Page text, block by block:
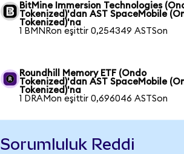
BitMine Immersion Technologies
Tokenized)'dan AST SpaceMobile
Tokenized)'na
1 BMNRon eşittir 0,254349 ASTSon
Roundhill Memory ETF (Ondo
Tokenized)'dan AST SpaceMobile
Tokenized)'na
1 DRAMon eşittir 0,696046 ASTSon
Sorumluluk Reddi